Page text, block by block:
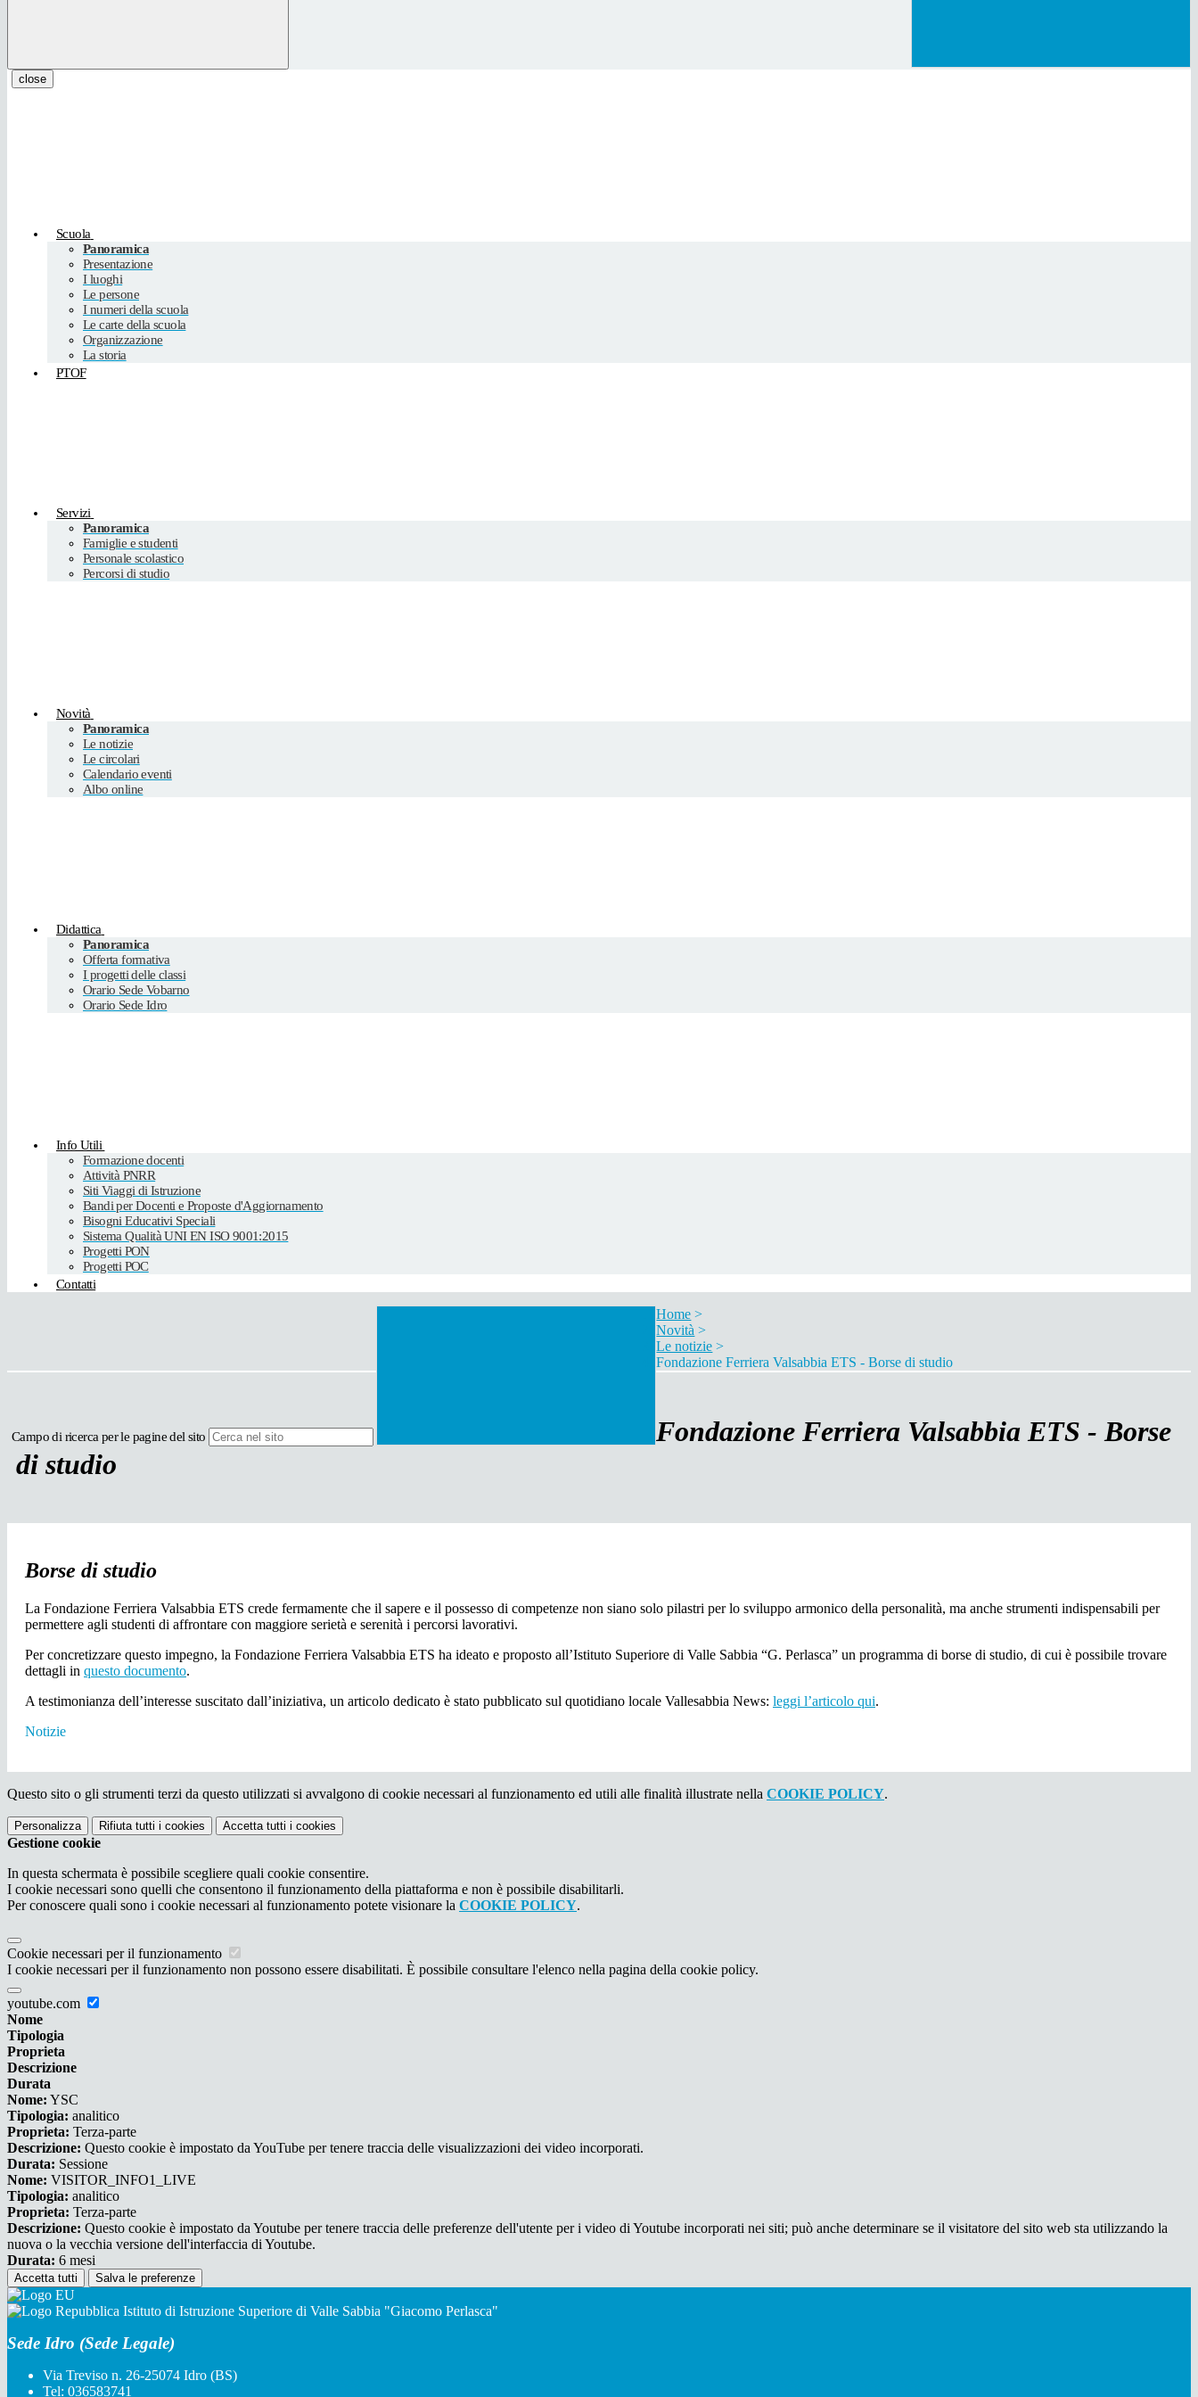
close
Scuola
Panoramica
Presentazione
I luoghi
Le persone
I numeri della scuola
Le carte della scuola
Organizzazione
La storia
PTOF
Servizi
Panoramica
Famiglie e studenti
Personale scolastico
Percorsi di studio
Novità
Panoramica
Le notizie
Le circolari
Calendario eventi
Albo online
Didattica
Panoramica
Offerta formativa
I progetti delle classi
Orario Sede Vobarno
Orario Sede Idro
Info Utili
Formazione docenti
Attività PNRR
Siti Viaggi di Istruzione
Bandi per Docenti e Proposte d'Aggiornamento
Bisogni Educativi Speciali
Sistema Qualità UNI EN ISO 9001:2015
Progetti PON
Progetti POC
Contatti
Campo di ricerca per le pagine del sito
Home >
Novità >
Le notizie >
Fondazione Ferriera Valsabbia ETS - Borse di studio
Fondazione Ferriera Valsabbia ETS - Borse
di studio
Borse di studio
La Fondazione Ferriera Valsabbia ETS crede fermamente che il sapere e il possesso di competenze non siano solo pilastri per lo sviluppo armonico della personalità, ma anche strumenti indispensabili per
permettere agli studenti di affrontare con maggiore serietà e serenità i percorsi lavorativi.
Per concretizzare questo impegno, la Fondazione Ferriera Valsabbia ETS ha ideato e proposto all’Istituto Superiore di Valle Sabbia “G. Perlasca” un programma di borse di studio, di cui è possibile trovare
dettagli in questo documento.
A testimonianza dell’interesse suscitato dall’iniziativa, un articolo dedicato è stato pubblicato sul quotidiano locale Vallesabbia News: leggi l’articolo qui.
Notizie
Questo sito o gli strumenti terzi da questo utilizzati si avvalgono di cookie necessari al funzionamento ed utili alle finalità illustrate nella COOKIE POLICY.
Personalizza Rifiuta tutti i cookies Accetta tutti i cookies
Gestione cookie
In questa schermata è possibile scegliere quali cookie consentire.
I cookie necessari sono quelli che consentono il funzionamento della piattaforma e non è possibile disabilitarli.
Per conoscere quali sono i cookie necessari al funzionamento potete visionare la COOKIE POLICY.
Cookie necessari per il funzionamento
I cookie necessari per il funzionamento non possono essere disabilitati. È possibile consultare l'elenco nella pagina della cookie policy.
youtube.com
Nome
Tipologia
Proprieta
Descrizione
Durata
Nome: YSC
Tipologia: analitico
Proprieta: Terza-parte
Descrizione: Questo cookie è impostato da YouTube per tenere traccia delle visualizzazioni dei video incorporati.
Durata: Sessione
Nome: VISITOR_INFO1_LIVE
Tipologia: analitico
Proprieta: Terza-parte
Descrizione: Questo cookie è impostato da Youtube per tenere traccia delle preferenze dell'utente per i video di Youtube incorporati nei siti; può anche determinare se il visitatore del sito web sta utilizzando la
nuova o la vecchia versione dell'interfaccia di Youtube.
Durata: 6 mesi
Accetta tutti Salva le preferenze
Istituto di Istruzione Superiore di Valle Sabbia "Giacomo Perlasca"
Sede Idro (Sede Legale)
Via Treviso n. 26-25074 Idro (BS)
Tel: 036583741